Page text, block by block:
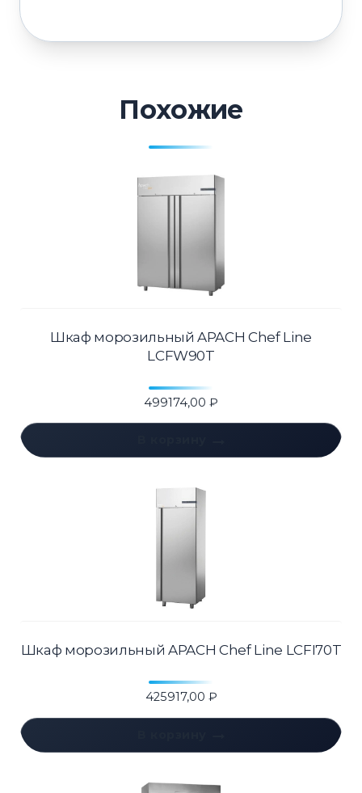
Похожие
Шкаф морозильный APACH Chef Line
LCFW90T
499174,00 ₽
Шкаф морозильный APACH Chef Line LCFI70T
425917,00 ₽